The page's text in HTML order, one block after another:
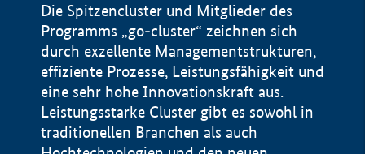
Die Spitzencluster und Mitglieder des
Programms „go-cluster“ zeichnen sich
durch exzellente Managementstrukturen,
effiziente Prozesse, Leistungsfähigkeit und
eine sehr hohe Innovationskraft aus.
Leistungsstarke Cluster gibt es sowohl in
traditionellen Branchen als auch